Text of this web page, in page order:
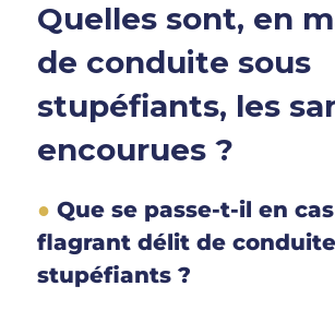
Quelles sont, en
de conduite sous
stupéfiants, les
encourues ?
Que se passe-t-il en
flagrant délit de
stupéfiants ?